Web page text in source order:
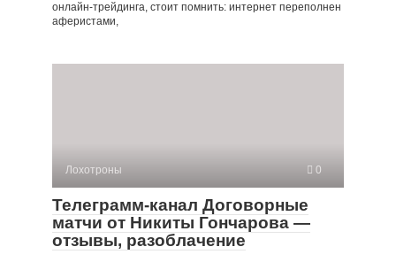
онлайн-трейдинга, стоит помнить: интернет переполнен
аферистами,
Лохотроны 0
Телеграмм-канал Договорные
матчи от Никиты Гончарова —
отзывы, разоблачение